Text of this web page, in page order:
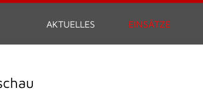
AKTUELLES EINSÄTZE